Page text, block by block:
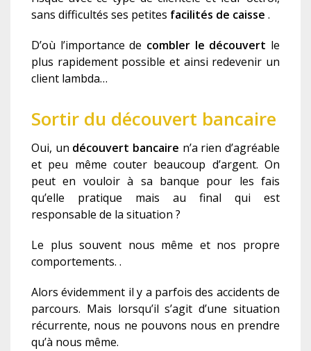
sans difficultés ses petites facilités de caisse .
D’où l’importance de combler le découvert le
plus rapidement possible et ainsi redevenir un
client lambda…
Sortir du découvert bancaire
Oui, un découvert bancaire n’a rien d’agréable
et peu même couter beaucoup d’argent. On
peut en vouloir à sa banque pour les fais
qu’elle pratique mais au final qui est
responsable de la situation ?
Le plus souvent nous même et nos propre
comportements. .
Alors évidemment il y a parfois des accidents de
parcours. Mais lorsqu’il s’agit d’une situation
récurrente, nous ne pouvons nous en prendre
qu’à nous même.